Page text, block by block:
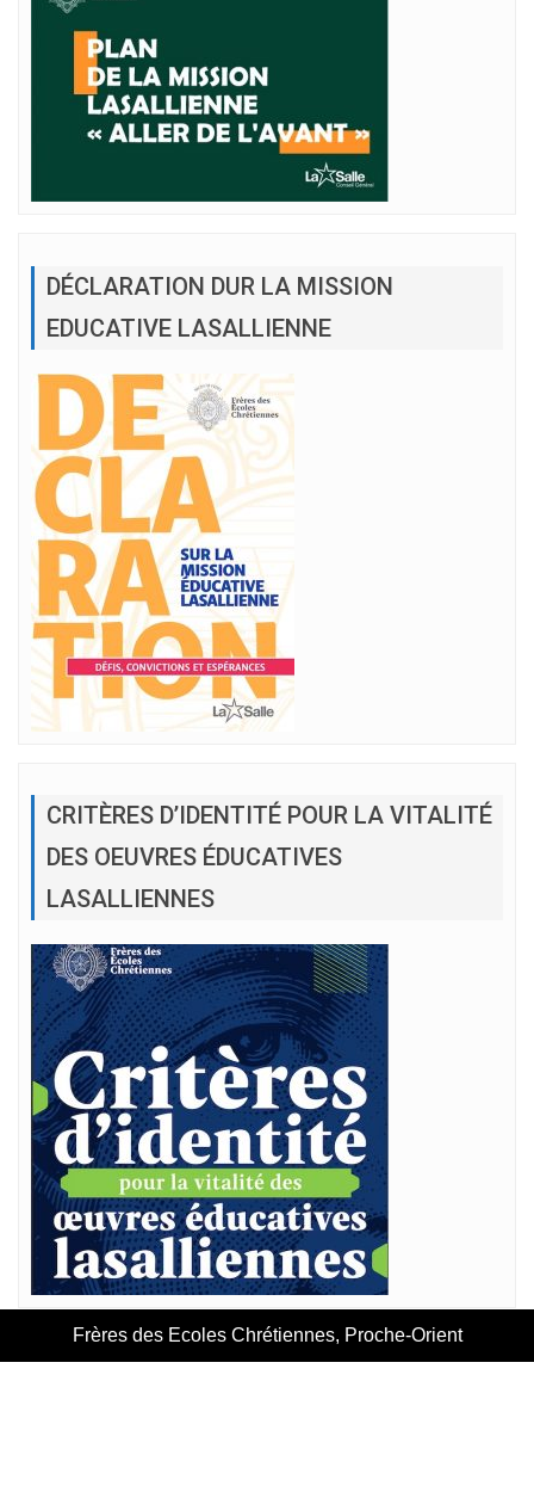
DÉCLARATION DUR LA MISSION
EDUCATIVE LASALLIENNE
CRITÈRES D’IDENTITÉ POUR LA VITALITÉ
DES OEUVRES ÉDUCATIVES
LASALLIENNES
Frères des Ecoles Chrétiennes, Proche-Orient